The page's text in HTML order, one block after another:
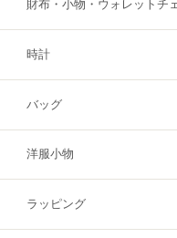
財布・小物・ウォレットチ
時計
バッグ
洋服小物
ラッピング